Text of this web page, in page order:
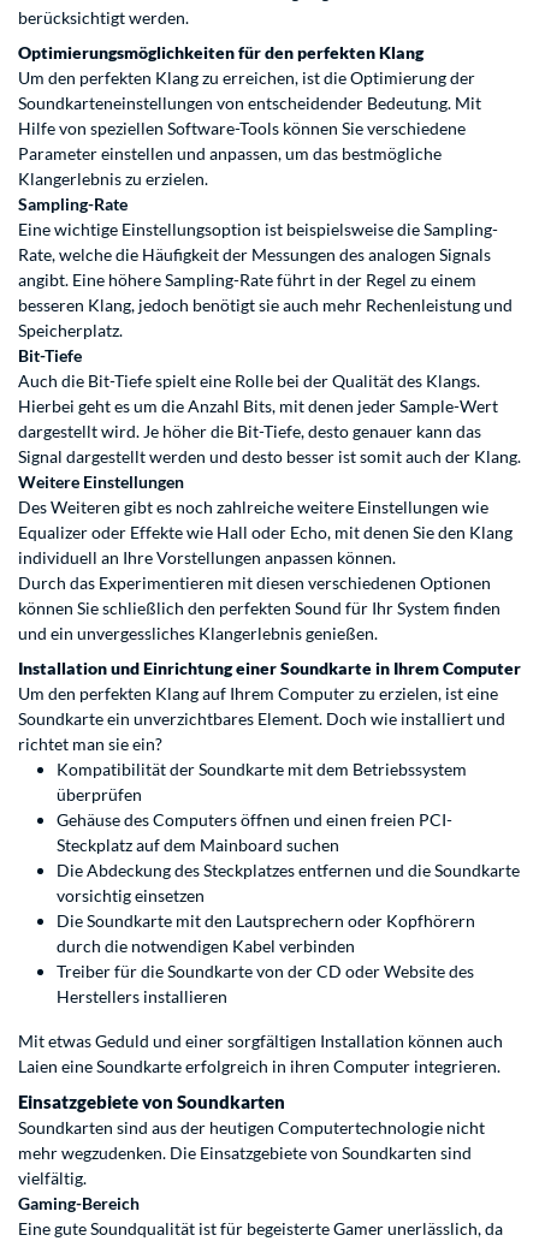
berücksichtigt werden.
Optimierungsmöglichkeiten für den perfekten Klang
Um den perfekten Klang zu erreichen, ist die Optimierung der
Soundkarteneinstellungen von entscheidender Bedeutung. Mit
Hilfe von speziellen Software-Tools können Sie verschiedene
Parameter einstellen und anpassen, um das bestmögliche
Klangerlebnis zu erzielen.
Sampling-Rate
Eine wichtige Einstellungsoption ist beispielsweise die Sampling-
Rate, welche die Häufigkeit der Messungen des analogen Signals
angibt. Eine höhere Sampling-Rate führt in der Regel zu einem
besseren Klang, jedoch benötigt sie auch mehr Rechenleistung und
Speicherplatz.
Bit-Tiefe
Auch die Bit-Tiefe spielt eine Rolle bei der Qualität des Klangs.
Hierbei geht es um die Anzahl Bits, mit denen jeder Sample-Wert
dargestellt wird. Je höher die Bit-Tiefe, desto genauer kann das
Signal dargestellt werden und desto besser ist somit auch der Klang.
Weitere Einstellungen
Des Weiteren gibt es noch zahlreiche weitere Einstellungen wie
Equalizer oder Effekte wie Hall oder Echo, mit denen Sie den Klang
individuell an Ihre Vorstellungen anpassen können.
Durch das Experimentieren mit diesen verschiedenen Optionen
können Sie schließlich den perfekten Sound für Ihr System finden
und ein unvergessliches Klangerlebnis genießen.
Installation und Einrichtung einer Soundkarte in Ihrem Computer
Um den perfekten Klang auf Ihrem Computer zu erzielen, ist eine
Soundkarte ein unverzichtbares Element. Doch wie installiert und
richtet man sie ein?
Kompatibilität der Soundkarte mit dem Betriebssystem
überprüfen
Gehäuse des Computers öffnen und einen freien PCI-
Steckplatz auf dem Mainboard suchen
Die Abdeckung des Steckplatzes entfernen und die Soundkarte
vorsichtig einsetzen
Die Soundkarte mit den Lautsprechern oder Kopfhörern
durch die notwendigen Kabel verbinden
Treiber für die Soundkarte von der CD oder Website des
Herstellers installieren
Mit etwas Geduld und einer sorgfältigen Installation können auch
Laien eine Soundkarte erfolgreich in ihren Computer integrieren.
Einsatzgebiete von Soundkarten
Soundkarten sind aus der heutigen Computertechnologie nicht
mehr wegzudenken. Die Einsatzgebiete von Soundkarten sind
vielfältig.
Gaming-Bereich
Eine gute Soundqualität ist für begeisterte Gamer unerlässlich, da